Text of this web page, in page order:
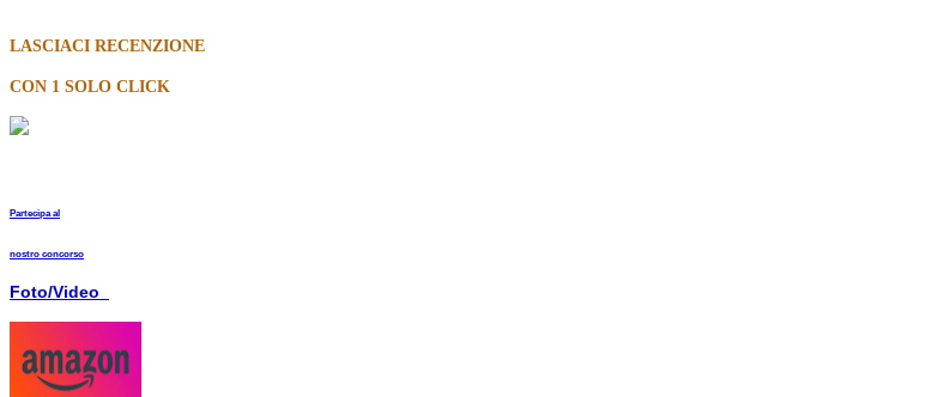
LASCIACI RECENZIONE
CON 1 SOLO CLICK
Partecipa al
nostro concorso
Foto/Video